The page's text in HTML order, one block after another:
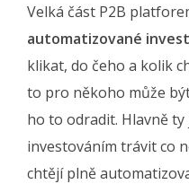
Velká část P2B
automatizované
klikat, do čeho a kolik
to pro někoho může
ho to odradit. Hlavně
investováním trávit co
chtějí plně